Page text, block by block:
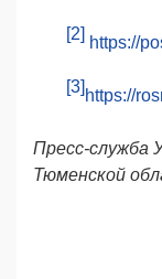
[2] https://
[3] https://
Пресс-служба
Тюменской